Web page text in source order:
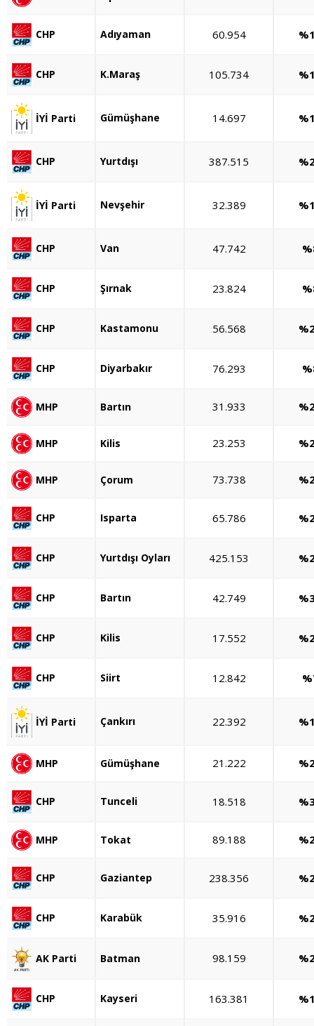
CHP Adıyaman 60.954
CHP K.Maraş 105.734
İYİ Parti Gümüşhane 14.697
CHP Yurtdışı 387.515
İYİ Parti Nevşehir 32.389
CHP Van 47.742
CHP Şırnak 23.824
CHP Kastamonu 56.568
CHP Diyarbakır 76.293
MHP Bartın 31.933
MHP Kilis 23.253
MHP Çorum 73.738
CHP Isparta 65.786
CHP Yurtdışı Oyları 425.153
CHP Bartın 42.749
CHP Kilis 17.552
CHP Siirt 12.842
İYİ Parti Çankırı 22.392
MHP Gümüşhane 21.222
CHP Tunceli 18.518
MHP Tokat 89.188
CHP Gaziantep 238.356
CHP Karabük 35.916
AK Parti Batman 98.159
CHP Kayseri 163.381